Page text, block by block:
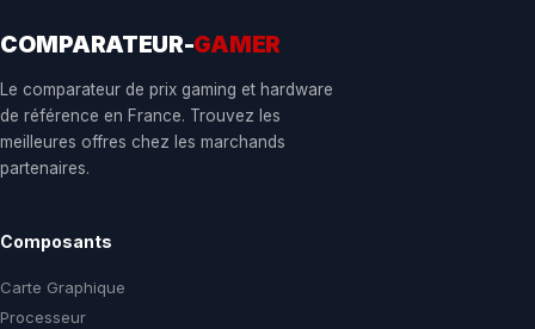
COMPARATEUR-GAMER
Le comparateur de prix gaming et hardware
de référence en France. Trouvez les
meilleures offres chez les marchands
partenaires.
Composants
Carte Graphique
Processeur